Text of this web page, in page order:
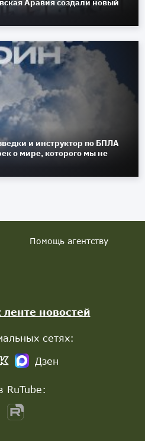
Аравия создали новый
и инструктор по БПЛА
о мире, которого мы не
Помощь агентству
ленте новостей
сетях:
Дзен
RuTube: